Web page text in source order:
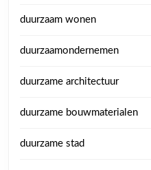
duurzaam wonen
duurzaamondernemen
duurzame architectuur
duurzame bouwmaterialen
duurzame stad